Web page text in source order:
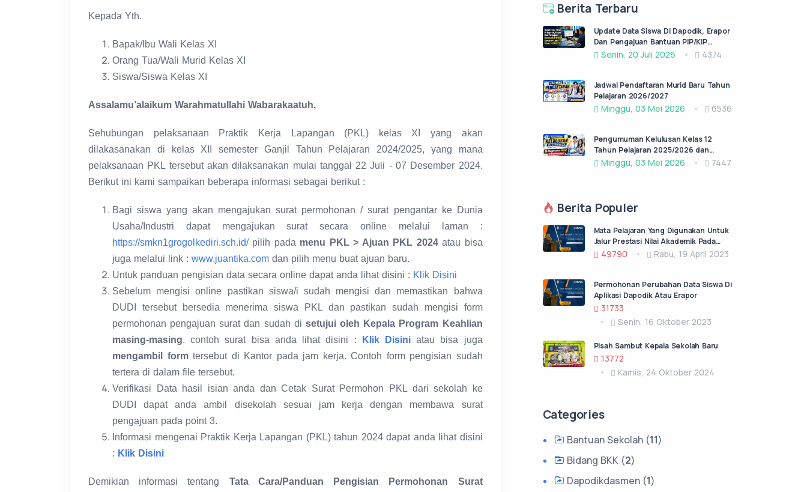
Kepada Yth.
Bapak/Ibu Wali Kelas XI
Orang Tua/Wali Murid Kelas XI
Siswa/Siswa Kelas XI
Assalamu’alaikum Warahmatullahi Wabarakaatuh,
Sehubungan pelaksanaan Praktik Kerja Lapangan (PKL) kelas XI yang akan
dilakasanakan di kelas XII semester Ganjil Tahun Pelajaran 2024/2025, yang mana
pelaksanaan PKL tersebut akan dilaksanakan mulai tanggal 22 Juli - 07 Desember 2024.
Berikut ini kami sampaikan beberapa informasi sebagai berikut :
Bagi siswa yang akan mengajukan surat permohonan / surat pengantar ke Dunia
Usaha/Industri dapat mengajukan surat secara online melalui laman :
https://smkn1grogolkediri.sch.id/pilih pada menu PKL > Ajuan PKL 2024atau bisa
juga melalui link : www.juantika.com dan pilih menu buat ajuan baru.
Untuk panduan pengisian data secara online dapat anda lihat disini : Klik Disini
Sebelum mengisi online pastikan siswa/i sudah mengisi dan memastikan bahwa
DUDI tersebut bersedia menerima siswa PKL dan pastikan sudah mengisi form
permohonan pengajuan surat dan sudah di setujui oleh Kepala Program Keahlian
masing-masing. contoh surat bisa anda lihat disini : Klik Disini atau bisa juga
mengambil formtersebut di Kantor pada jam kerja. Contoh form pengisian sudah
tertera di dalam file tersebut.
Verifikasi Data hasil isian anda dan Cetak Surat Permohon PKL dari sekolah ke
DUDI dapat anda ambil disekolah sesuai jam kerja dengan membawa surat
pengajuan pada point 3.
Informasi mengenai Praktik Kerja Lapangan (PKL) tahun 2024 dapat anda lihat disini
: Klik Disini
Demikian informasi tentang Tata Cara/Panduan Pengisian Permohonan Surat
Berita Terbaru
Update Data Siswa Di Dapodik, Erapor
Dan Pengajuan Bantuan PIP/KIP
Semester Ganjil Tahun 2026/2027
Senin, 20 Juli 2026 4374
Jadwal Pendaftaran Murid Baru Tahun
Pelajaran 2026/2027
Minggu, 03 Mei 2026 6536
Pengumuman Kelulusan Kelas 12
Tahun Pelajaran 2025/2026 dan
Permohonan Surat Keterangan lulus
Minggu, 03 Mei 2026 7447
Berita Populer
Mata Pelajaran Yang Digunakan Untuk
Jalur Prestasi Nilai Akademik Pada
PPDB Jatim Jenjang SMA/SMK Negeri
49790 Rabu, 19 April 2023
Permohonan Perubahan Data Siswa Di
Aplikasi Dapodik Atau Erapor
31733
Senin, 16 Oktober 2023
Pisah Sambut Kepala Sekolah Baru
13772
Kamis, 24 Oktober 2024
Categories
Bantuan Sekolah (11)
Bidang BKK (2)
Dapodikdasmen (1)